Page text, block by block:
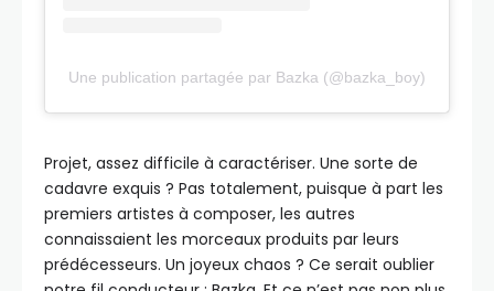
Une publication partagée par Bazka (@bazka_boy)
Projet, assez difficile à caractériser. Une sorte de
cadavre exquis ? Pas totalement, puisque à part les
premiers artistes à composer, les autres
connaissaient les morceaux produits par leurs
prédécesseurs. Un joyeux chaos ? Ce serait oublier